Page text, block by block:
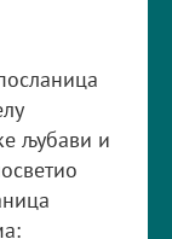
љубави и